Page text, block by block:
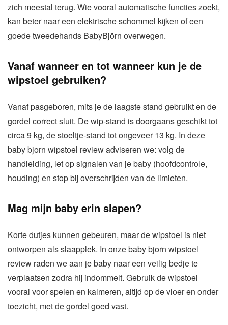
zich meestal terug. Wie vooral automatische functies zoekt,
kan beter naar een elektrische schommel kijken of een
goede tweedehands BabyBjörn overwegen.
Vanaf wanneer en tot wanneer kun je de
wipstoel gebruiken?
Vanaf pasgeboren, mits je de laagste stand gebruikt en de
gordel correct sluit. De wip-stand is doorgaans geschikt tot
circa 9 kg, de stoeltje-stand tot ongeveer 13 kg. In deze
baby bjorn wipstoel review adviseren we: volg de
handleiding, let op signalen van je baby (hoofdcontrole,
houding) en stop bij overschrijden van de limieten.
Mag mijn baby erin slapen?
Korte dutjes kunnen gebeuren, maar de wipstoel is niet
ontworpen als slaapplek. In onze baby bjorn wipstoel
review raden we aan je baby naar een veilig bedje te
verplaatsen zodra hij indommelt. Gebruik de wipstoel
vooral voor spelen en kalmeren, altijd op de vloer en onder
toezicht, met de gordel goed vast.